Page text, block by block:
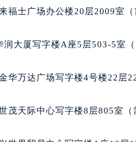
市桃山区大同街万宝龙售后服
市尖山区新兴大街万宝龙售后
伊美区通河路万宝龙售后服
江区浑江大街万宝龙售后服务
福士广场办公楼20层2009室（
大厦写字楼A座5层503-5室（
华万达广场写字楼4号楼22层
茂天际中心写字楼8层805室（